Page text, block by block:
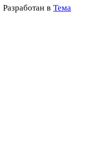
Разработан в Тема